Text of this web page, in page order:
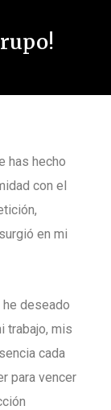
has hecho
con el
en mi
he deseado
trabajo, mis
cada
para vencer